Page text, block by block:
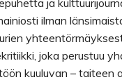
ilman
joka perustuu
kuuluvan – taiteen